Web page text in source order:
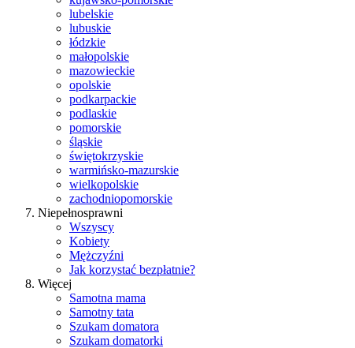
lubelskie
lubuskie
łódzkie
małopolskie
mazowieckie
opolskie
podkarpackie
podlaskie
pomorskie
śląskie
świętokrzyskie
warmińsko-mazurskie
wielkopolskie
zachodniopomorskie
Niepełnosprawni
Wszyscy
Kobiety
Mężczyźni
Jak korzystać bezpłatnie?
Więcej
Samotna mama
Samotny tata
Szukam domatora
Szukam domatorki